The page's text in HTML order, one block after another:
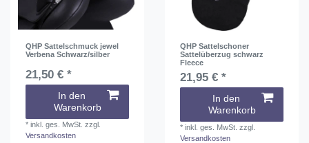
QHP Sattelschmuck jewel
Verbena Schwarz/silber
21,50 € *
In den
Warenkorb
*inkl. ges. MwSt. zzgl.
Versandkosten
QHP Sattelschoner
Sattelüberzug schwarz
Fleece
21,95 € *
In den
Warenkorb
*inkl. ges. MwSt. zzgl.
Versandkosten